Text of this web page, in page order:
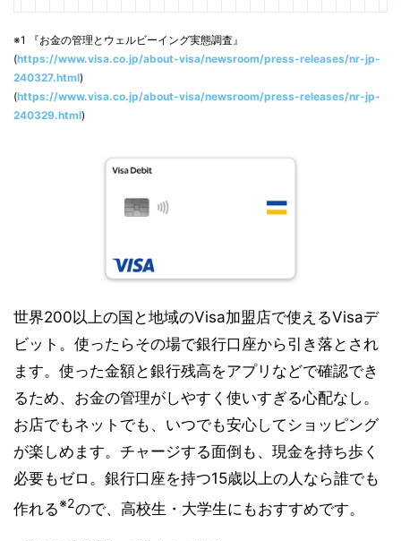
※1 『お金の管理とウェルビーイング実態調査』
(https://www.visa.co.jp/about-visa/newsroom/press-releases/nr-jp-
240327.html)
(https://www.visa.co.jp/about-visa/newsroom/press-releases/nr-jp-
240329.html)
世界200以上の国と地域のVisa加盟店で使えるVisaデ
ビット。使ったらその場で銀行口座から引き落とされ
ます。使った金額と銀行残高をアプリなどで確認でき
るため、お金の管理がしやすく使いすぎる心配なし。
お店でもネットでも、いつでも安心してショッピング
が楽しめます。チャージする面倒も、現金を持ち歩く
必要もゼロ。銀行口座を持つ15歳以上の人なら誰でも
作れる※2ので、高校生・大学生にもおすすめです。